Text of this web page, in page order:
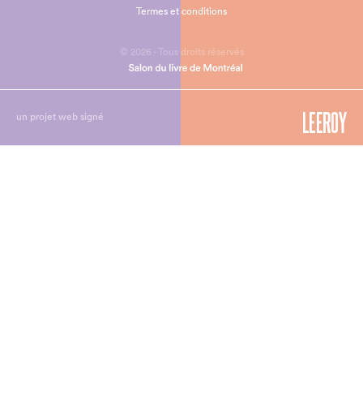
© 2026 - Tous droits réservés
Termes et conditions
un projet web signé